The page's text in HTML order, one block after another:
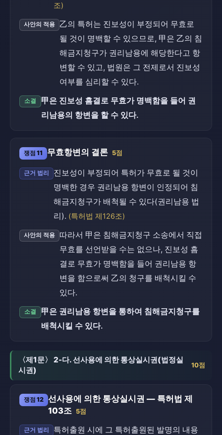
조)
사안의 적용
乙의 특허는 진보성이 부정되어 무효로
될 것이 명백할 수 있으므로, 甲은 乙의 침
해금지청구가 권리남용에 해당한다고 항
변할 수 있고, 법원은 그 전제로서 진보성
여부를 심리할 수 있다.
소결
甲은 진보성 흠결로 무효가 명백함을 들어 권
리남용의 항변을 할 수 있다.
쟁점 11 무효항변의 결론 5점
근거 법리
진보성이 부정되어 특허가 무효로 될 것이
명백한 경우 권리남용 항변이 인정되어 침
해금지청구가 배척될 수 있다(권리남용 법
리). (특허법 제126조)
사안의 적용
따라서 甲은 침해금지청구 소송에서 직접
무효를 선언받을 수는 없으나, 진보성 흠
결로 무효가 명백함을 들어 권리남용 항
변을 함으로써 乙의 청구를 배척시킬 수
있다.
소결
甲은 권리남용 항변을 통하여 침해금지청구를
배척시킬 수 있다.
〈제1문〉 2-다. 선사용에 의한 통상실시권(법정실
시권)
10점
쟁점 12 선사용에 의한 통상실시권 — 특허법 제
103조 5점
근거 법리
특허출원 시에 그 특허출원된 발명의 내용